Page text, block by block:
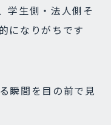
学生側・法人側そ
になりがちです
瞬間を目の前で見